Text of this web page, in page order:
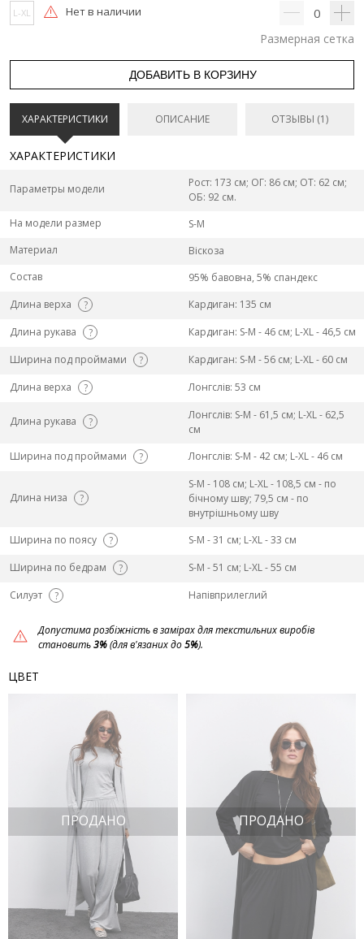
L-XL Нет в наличии 0
Размерная сетка
ДОБАВИТЬ В КОРЗИНУ
ХАРАКТЕРИСТИКИ ОПИСАНИЕ ОТЗЫВЫ (1)
ХАРАКТЕРИСТИКИ
Параметры модели
Рост: 173 см; ОГ: 86 см; ОТ: 62 см;
ОБ: 92 см.
На модели размер
S-M
Материал
Віскоза
Состав
95% бавовна, 5% спандекс
Длина верха
?
Кардиган: 135 см
Длина рукава
?
Кардиган: S-M - 46 см; L-ХL - 46,5 см
Ширина под проймами
?
Кардиган: S-M - 56 см; L-ХL - 60 см
Длина верха
? Лонгслів: 53 см
Длина рукава ?
Лонгслів: S-M - 61,5 см; L-ХL - 62,5
см
Ширина под проймами
? Лонгслів: S-M - 42 см; L-ХL - 46 см
Длина низа ?
S-M - 108 см; L-ХL - 108,5 см - по
бічному шву; 79,5 см - по
внутрішньому шву
Ширина по поясу
?
S-M - 31 см; L-ХL - 33 см
Ширина по бедрам
?
S-M - 51 см; L-ХL - 55 см
Силуэт
? Напівприлеглий
Допустима розбіжність в замірах для текстильних виробів
становить3%(для в'язаних до5%).
ЦВЕТ
ПРОДАНО ПРОДАНО